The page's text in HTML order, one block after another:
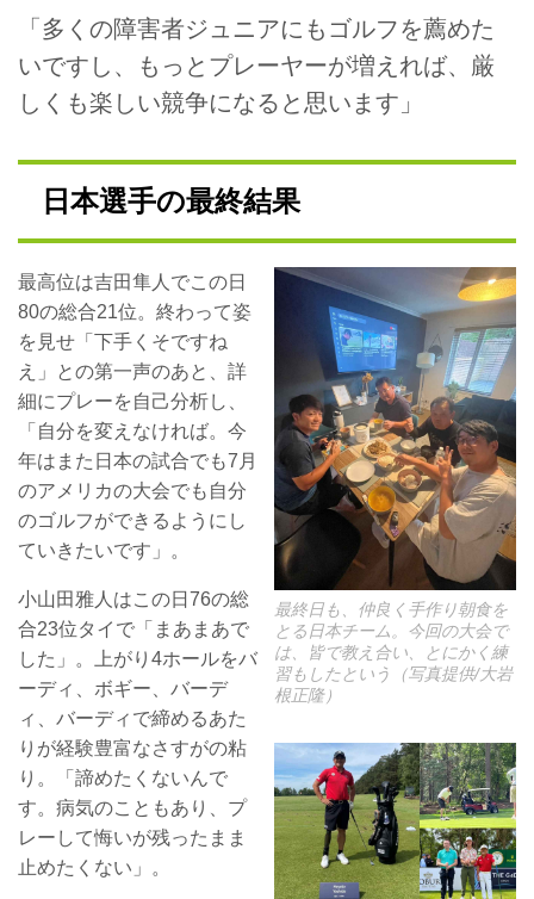
「多くの障害者ジュニアにもゴルフを薦めた
いですし、もっとプレーヤーが増えれば、厳
しくも楽しい競争になると思います」
日本選手の最終結果
最高位は吉田隼人でこの日
80の総合21位。終わって姿
を見せ「下手くそですね
え」との第一声のあと、詳
細にプレーを自己分析し、
「自分を変えなければ。今
年はまた日本の試合でも7月
のアメリカの大会でも自分
のゴルフができるようにし
ていきたいです」。
小山田雅人はこの日76の総
合23位タイで「まあまあで
した」。上がり4ホールをバ
ーディ、ボギー、バーデ
ィ、バーディで締めるあた
りが経験豊富なさすがの粘
り。「諦めたくないんで
す。病気のこともあり、プ
レーして悔いが残ったまま
止めたくない」。
最終日も、仲良く手作り朝食を
とる日本チーム。今回の大会で
は、皆で教え合い、とにかく練
習もしたという（写真提供/大岩
根正隆）